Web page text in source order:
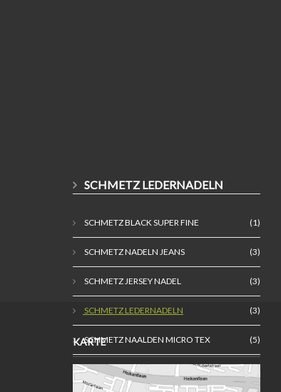
SCHMETZ LEDERNADELN
SCHMETZ BLACK SUPER FINE (1)
SCHMETZ NADELN JEANS (3)
SCHMETZ JERSEY NADEL (3)
SCHMETZ LEDERNADELN (3)
SCHMETZ NAALDEN MICRO TEX (5)
SCHMETS STRETCH NADEL (3)
KARTE